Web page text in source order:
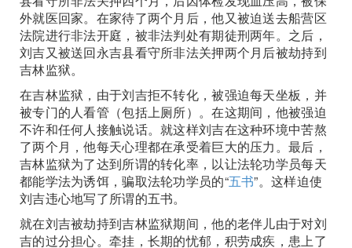
外就医回家。在家待了两个月后，他又被迫送去船营区
法院进行非法开庭，被非法判处有期徒刑两年。之后，
刘吉又被送回永吉县看守所非法关押两个月后被劫持到
吉林监狱。
在吉林监狱，由于刘吉拒不转化，被强迫每天坐板，并
被专门的人看管（包括上厕所）。在这期间，他被强迫
不许和任何人接触说话。就这样刘吉在这种环境中苦熬
了两个月，他每天心理都在承受着巨大的压力。最后，
吉林监狱为了达到所谓的转化率，以让法轮功学员每天
都能学法为诱饵，骗取法轮功学员的“五书”。这样迫使
刘吉违心地写了所谓的五书。
就在刘吉被劫持到吉林监狱期间，他的老伴儿由于对刘
吉的过分担心。牵挂，长期的忧郁，积劳成疾，患上了